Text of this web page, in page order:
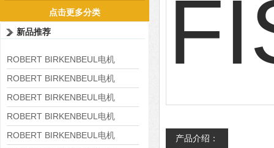
点击更多分类
新品推荐
ROBERT BIRKENBEUL电机
8APE225M-4-IE3
ROBERT BIRKENBEUL电机
8APE180L-4 IE3
ROBERT BIRKENBEUL电机
8APE160M-6 IE3
ROBERT BIRKENBEUL电机
8APE160L-4-IE3
ROBERT BIRKENBEUL电机
产品介绍：